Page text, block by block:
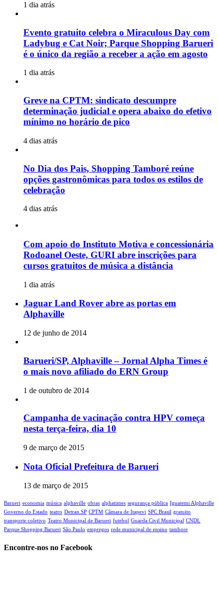
1 dia atrás
Evento gratuito celebra o Miraculous Day com
Ladybug e Cat Noir; Parque Shopping Barueri
é o único da região a receber a ação em agosto
1 dia atrás
Greve na CPTM: sindicato descumpre
determinação judicial e opera abaixo do efetivo
mínimo no horário de pico
4 dias atrás
No Dia dos Pais, Shopping Tamboré reúne
opções gastronômicas para todos os estilos de
celebração
4 dias atrás
Com apoio do Instituto Motiva e concessionária
Rodoanel Oeste, GURI abre inscrições para
cursos gratuitos de música a distância
1 dia atrás
Jaguar Land Rover abre as portas em
Alphaville
12 de junho de 2014
Barueri/SP, Alphaville – Jornal Alpha Times é
o mais novo afiliado do ERN Group
1 de outubro de 2014
Campanha de vacinação contra HPV começa
nesta terça-feira, dia 10
9 de março de 2015
Nota Oficial Prefeitura de Barueri
13 de março de 2015
Barueri economia música alphaville obras alphatimes segurança pública Iguatemi Alphaville
Governo do Estado teatro Detran.SP CPTM Câmara de Itapevi‬ SPC Brasil gratuito
transporte coletivo Teatro Municipal de Barueri futebol Guarda Civil Municipal CNDL
Parque Shopping Barueri São Paulo empregos rede municipal de ensino tambore
Encontre-nos no Facebook